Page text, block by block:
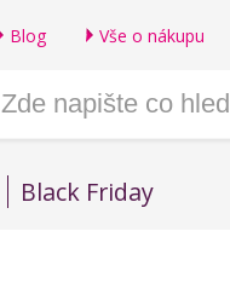
Blog Vše o nákupu
Black Friday